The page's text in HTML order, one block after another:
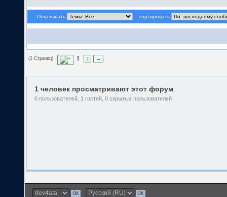
Показывать сортировать
(2 Страниц) 1 2 →
1 человек просматривают этот форум
0 пользователей, 1 гостей, 0 скрытых пользователей